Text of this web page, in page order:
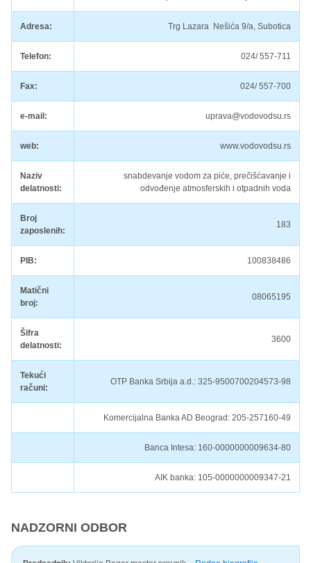
Adresa: Trg Lazara Nešića 9/a, Subotica
Telefon: 024/ 557-711
Fax: 024/ 557-700
e-mail: uprava@vodovodsu.rs
web: www.vodovodsu.rs
Naziv
delatnosti:
snabdevanje vodom za piće, prečišćavanje i
odvođenje atmosferskih i otpadnih voda
Broj
zaposlenih:
183
PIB: 100838486
Matični
broj:
08065195
Šifra
delatnosti:
3600
Tekući
računi:
OTP Banka Srbija a.d.: 325-9500700204573-98
Komercijalna Banka AD Beograd: 205-257160-49
Banca Intesa: 160-0000000009634-80
AIK banka: 105-0000000009347-21
NADZORNI ODBOR